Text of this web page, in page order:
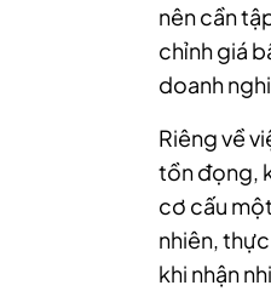
nên cần
chỉnh giá
doanh
Riêng về
tồn đọng,
cơ cấu
nhiên,
khi nhận